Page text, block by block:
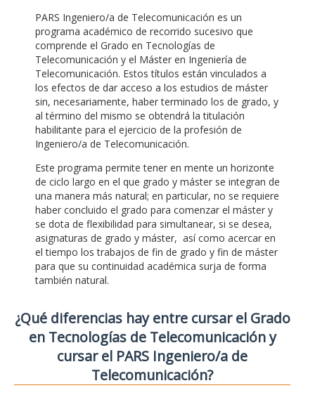
PARS Ingeniero/a de Telecomunicación es un
programa académico de recorrido sucesivo que
comprende el Grado en Tecnologías de
Telecomunicación y el Máster en Ingeniería de
Telecomunicación. Estos títulos están vinculados a
los efectos de dar acceso a los estudios de máster
sin, necesariamente, haber terminado los de grado, y
al término del mismo se obtendrá la titulación
habilitante para el ejercicio de la profesión de
Ingeniero/a de Telecomunicación.
Este programa permite tener en mente un horizonte
de ciclo largo en el que grado y máster se integran de
una manera más natural; en particular, no se requiere
haber concluido el grado para comenzar el máster y
se dota de flexibilidad para simultanear, si se desea,
asignaturas de grado y máster, así como acercar en
el tiempo los trabajos de fin de grado y fin de máster
para que su continuidad académica surja de forma
también natural.
¿Qué diferencias hay entre cursar el Grado
en Tecnologías de Telecomunicación y
cursar el PARS Ingeniero/a de
Telecomunicación?